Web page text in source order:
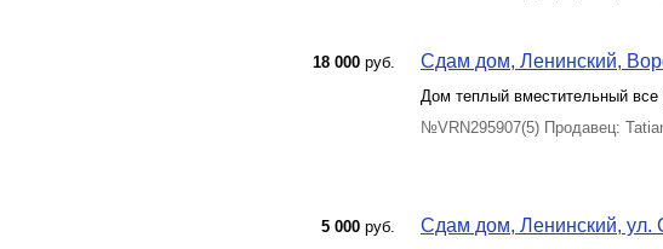
18 000 руб. Сдам дом, Ленинский,
Дом теплый вместительный
№VRN295907(5) Продавец:
5 000 руб. Сдам дом, Ленинский, ул.